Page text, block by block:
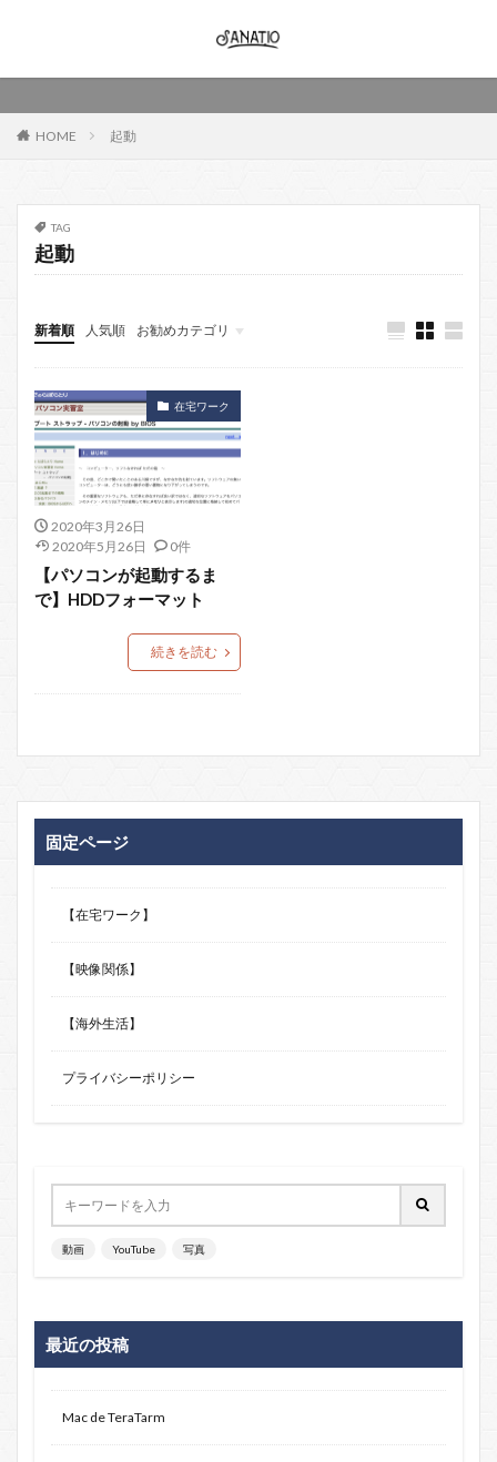
HOME 起動
TAG
起動
新着順 人気順 お勧めカテゴリ
動画作成
動画
映像
作成
在宅ワーク
2020年3月26日
2020年5月26日
0件
【パソコンが起動するま
で】HDDフォーマット
続きを読む
固定ページ
【在宅ワーク】
【映像関係】
【海外生活】
プライバシーポリシー
動画 YouTube 写真
最近の投稿
Mac de TeraTarm